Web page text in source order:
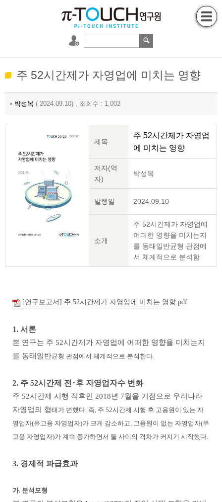
주 52시간제가 자영업에 미치는 영향
• 박성복 ( 2024.09.10) , 조회수 : 1,002
제목
주 52시간제가 자영업
에 미치는 영향
저자(역
자)
박성복
발행일 2024.09.10
소개
주 52시간제가 자영업에
어떠한 영향을 미치는지
를 동태일반균형 관점에
서 체계적으로 분석함
[연구보고서] 주 52시간제가 자영업에 미치는 영향.pdf
1. 서론
본 연구는 주 52시간제가 자영업에 어떠한 영향을 미치는지
를 동태일반균형 관점에서 체계적으로 분석한다.
2. 주 52시간제 전･후 자영업자수 변화
주 52시간제 시행 직후인 2018년 7월을 기점으로 우리나라
자영업의 형태가 변했다. 즉, 주 52시간제 시행 후 고용원이 있는 자
영업자(유고용 자영업자)가 크게 감소하고, 고용원이 없는 자영업자(무
고용 자영업자)가 계속 증가하면서 둘 사이의 격차가 커지기 시작했다.
3. 경제적 파급효과
가. 분석모형